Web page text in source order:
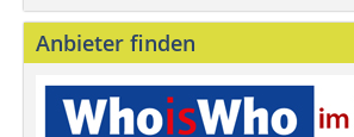
Anbieter finden